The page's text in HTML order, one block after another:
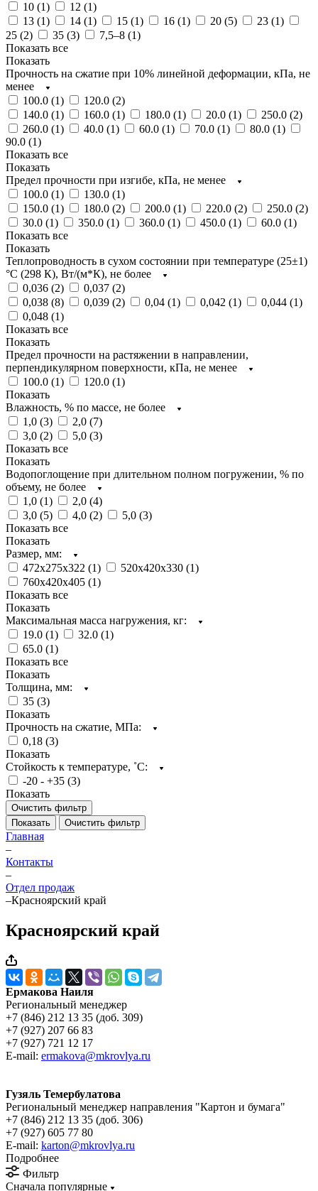
10 (1) 12 (1)
13 (1) 14 (1) 15 (1) 16 (1) 20 (5) 23 (1)
25 (2) 35 (3) 7,5–8 (1)
Показать все
Показать
Прочность на сжатие при 10% линейной деформации, кПа, не
менее
100.0 (1) 120.0 (2)
140.0 (1) 160.0 (1) 180.0 (1) 20.0 (1) 250.0 (2)
260.0 (1) 40.0 (1) 60.0 (1) 70.0 (1) 80.0 (1)
90.0 (1)
Показать все
Показать
Предел прочности при изгибе, кПа, не менее
100.0 (1) 130.0 (1)
150.0 (1) 180.0 (2) 200.0 (1) 220.0 (2) 250.0 (2)
30.0 (1) 350.0 (1) 360.0 (1) 450.0 (1) 60.0 (1)
Показать все
Показать
Теплопроводность в сухом состоянии при температуре (25±1)
°С (298 К), Вт/(м*К), не более
0,036 (2) 0,037 (2)
0,038 (8) 0,039 (2) 0,04 (1) 0,042 (1) 0,044 (1)
0,048 (1)
Показать все
Показать
Предел прочности на растяжении в направлении,
перпендикулярном поверхности, кПа, не менее
100.0 (1) 120.0 (1)
Показать
Влажность, % по массе, не более
1,0 (3) 2,0 (7)
3,0 (2) 5,0 (3)
Показать все
Показать
Водопоглощение при длительном полном погружении, % по
объему, не более
1,0 (1) 2,0 (4)
3,0 (5) 4,0 (2) 5,0 (3)
Показать все
Показать
Размер, мм:
472х275х322 (1) 520х420х330 (1)
760х420х405 (1)
Показать все
Показать
Максимальная масса нагружения, кг:
19.0 (1) 32.0 (1)
65.0 (1)
Показать все
Показать
Толщина, мм:
35 (3)
Показать
Прочность на сжатие, МПа:
0,18 (3)
Показать
Стойкость к температуре, ˚С:
-20 - +35 (3)
Показать
Очистить фильтр
Показать
Очистить фильтр
Главная
–
Контакты
–
Отдел продаж
–Красноярский край
Красноярский край
Ермакова Наиля
Региональный менеджер
+7 (846) 212 13 35 (доб. 309)
+7 (927) 207 66 83
+7 (927) 721 12 17
E-mail: ermakova@mkrovlya.ru
Гузяль Темербулатова
Региональный менеджер направления "Картон и бумага"
+7 (846) 212 13 35 (доб. 306)
+7 (927) 605 77 80
E-mail: karton@mkrovlya.ru
Подробнее
Фильтр
Сначала популярные